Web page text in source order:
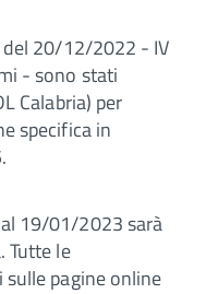
del 20/12/2022 - IV
- sono stati
Calabria) per
specifica in
19/01/2023 sarà
Tutte le
pagine online